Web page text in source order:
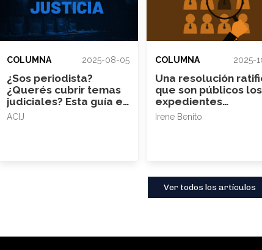
COLUMNA 2025-08-05
¿Sos periodista?
¿Querés cubrir temas
judiciales? Esta guía es
para vos
ACIJ
COLUMNA 2025-
Una resolución
que son públicos los
expedientes
disciplinarios contra
Irene Benito
Ver todos los artículos